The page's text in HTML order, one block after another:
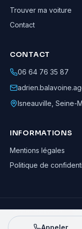
Trouver ma voiture
Contact
CONTACT
06 64 76 35 87
Isneauville Seine-
INFORMATIONS
Mentions légales
Politique de
Adrien Balavoine—
Appeler